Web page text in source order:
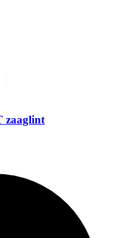
zaaglint